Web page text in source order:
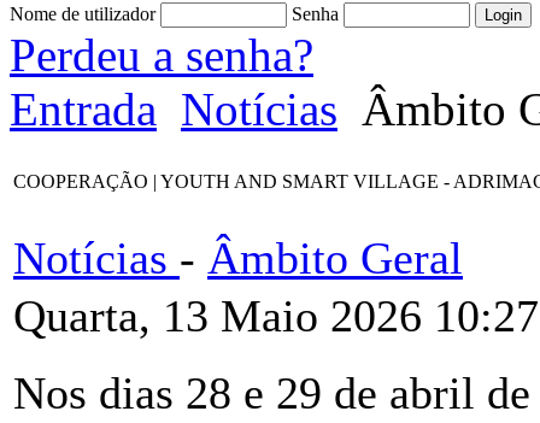
Nome de utilizador Senha
Perdeu a senha?
Entrada Notícias Âmbito
COOPERAÇÃO | YOUTH AND SMART VILLAGE - ADRIMAG
Notícias - Âmbito Geral
Quarta, 13 Maio 2026 10:27
Nos dias 28 e 29 de abril